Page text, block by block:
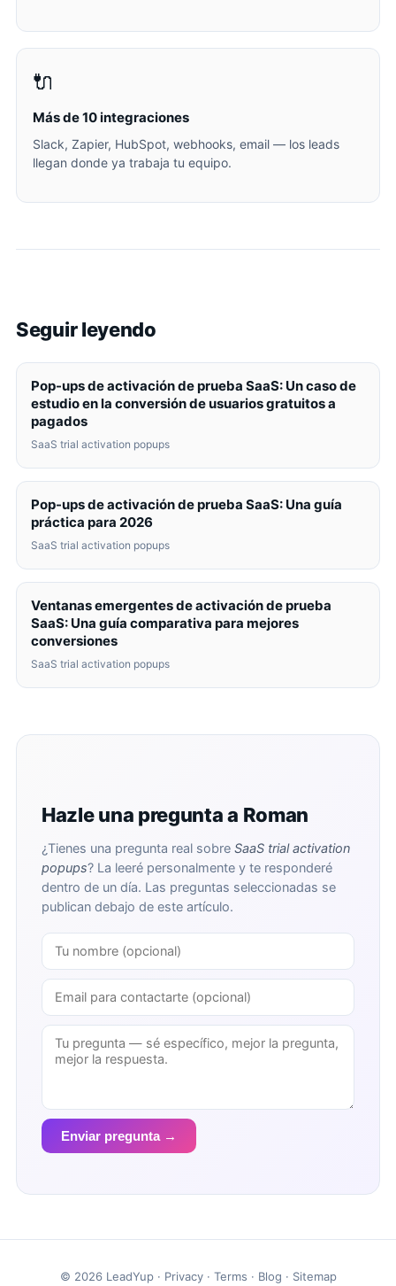
🔌
Más de 10 integraciones
Slack, Zapier, HubSpot, webhooks, email — los leads
llegan donde ya trabaja tu equipo.
Seguir leyendo
Pop-ups de activación de prueba SaaS: Un caso de
estudio en la conversión de usuarios gratuitos a
pagados
SaaS trial activation popups
Pop-ups de activación de prueba SaaS: Una guía
práctica para 2026
SaaS trial activation popups
Ventanas emergentes de activación de prueba
SaaS: Una guía comparativa para mejores
conversiones
SaaS trial activation popups
Hazle una pregunta a Roman
¿Tienes una pregunta real sobre SaaS trial activation
popups? La leeré personalmente y te responderé
dentro de un día. Las preguntas seleccionadas se
publican debajo de este artículo.
Enviar pregunta →
© 2026 LeadYup · Privacy· Terms · Blog · Sitemap